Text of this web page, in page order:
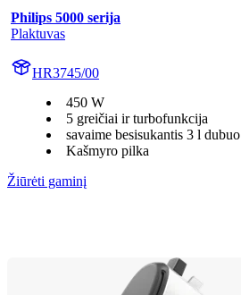
Philips 5000 serija
Plaktuvas
HR3745/00
450 W
5 greičiai ir turbofunkcija
savaime besisukantis 3 l dubuo
Kašmyro pilka
Žiūrėti gaminį